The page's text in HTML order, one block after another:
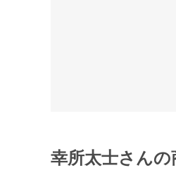
幸所太士さんの